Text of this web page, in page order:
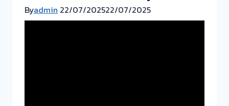
Byadmin 22/07/202522/07/2025